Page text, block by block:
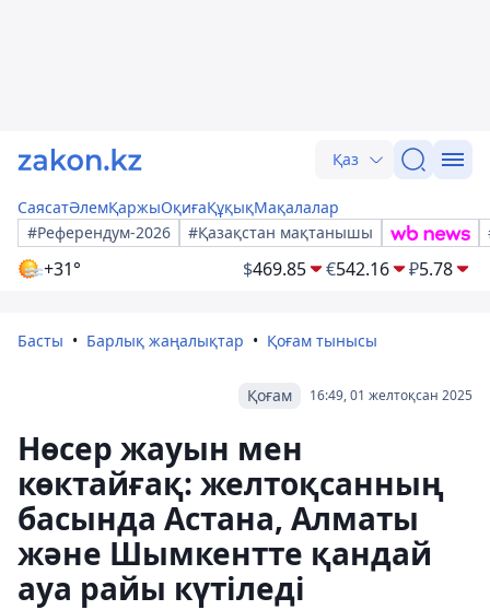
Қаз
СаясатӘлемҚаржыОқиғаҚұқықМақалалар
#Референдум-2026
#Қазақстан мақтанышы
+31° $469.85 €542.16 ₽5.78
Басты Барлық жаңалықтар Қоғам тынысы
16:49, 01 желтоқсан 2025
Қоғам
Нөсер жауын мен
көктайғақ: желтоқсанның
басында Астана, Алматы
және Шымкентте қандай
ауа райы күтіледі